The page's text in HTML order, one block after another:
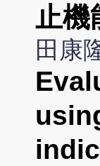
止機
田康